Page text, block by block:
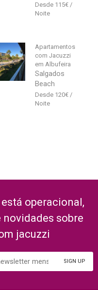
115€
Apartamentos
com Jacuzzi
em Albufeira
Salgados
Beach
120€
operacional,
novidades sobre
jacuzzi